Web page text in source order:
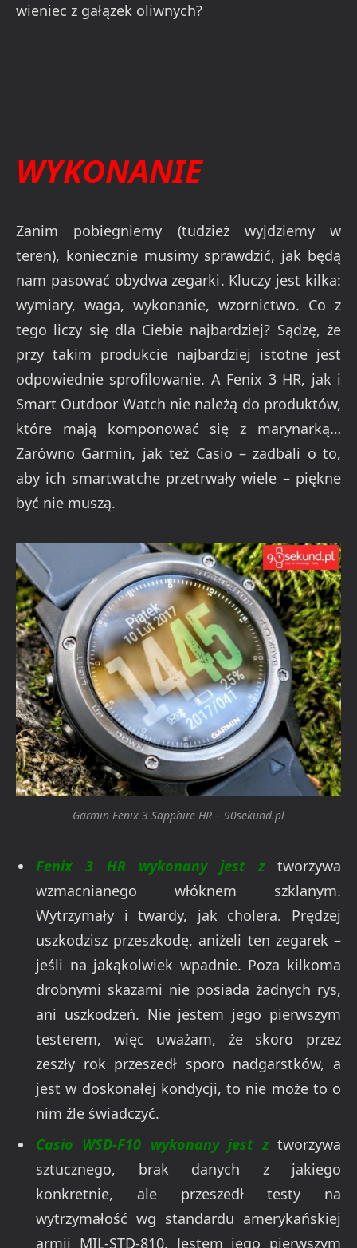
wieniec z gałązek oliwnych?
WYKONANIE
Zanim pobiegniemy (tudzież wyjdziemy w
teren), koniecznie musimy sprawdzić, jak będą
nam pasować obydwa zegarki. Kluczy jest kilka:
wymiary, waga, wykonanie, wzornictwo. Co z
tego liczy się dla Ciebie najbardziej? Sądzę, że
przy takim produkcie najbardziej istotne jest
odpowiednie sprofilowanie. A Fenix 3 HR, jak i
Smart Outdoor Watch nie należą do produktów,
które mają komponować się z marynarką…
Zarówno Garmin, jak też Casio – zadbali o to,
aby ich smartwatche przetrwały wiele – piękne
być nie muszą.
Garmin Fenix 3 Sapphire HR – 90sekund.pl
Fenix 3 HR wykonany jest ztworzywa
wzmacnianego włóknem szklanym.
Wytrzymały i twardy, jak cholera. Prędzej
uszkodzisz przeszkodę, aniżeli ten zegarek –
jeśli na jakąkolwiek wpadnie. Poza kilkoma
drobnymi skazami nie posiada żadnych rys,
ani uszkodzeń. Nie jestem jego pierwszym
testerem, więc uważam, że skoro przez
zeszły rok przeszedł sporo nadgarstków, a
jest w doskonałej kondycji, to nie może to o
nim źle świadczyć.
Casio WSD-F10 wykonany jest ztworzywa
sztucznego, brak danych z jakiego
konkretnie, ale przeszedł testy na
wytrzymałość wg standardu amerykańskiej
armii MIL-STD-810. Jestem jego pierwszym